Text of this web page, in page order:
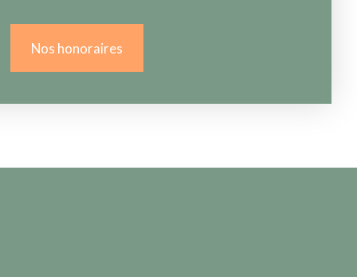
Nos honoraires